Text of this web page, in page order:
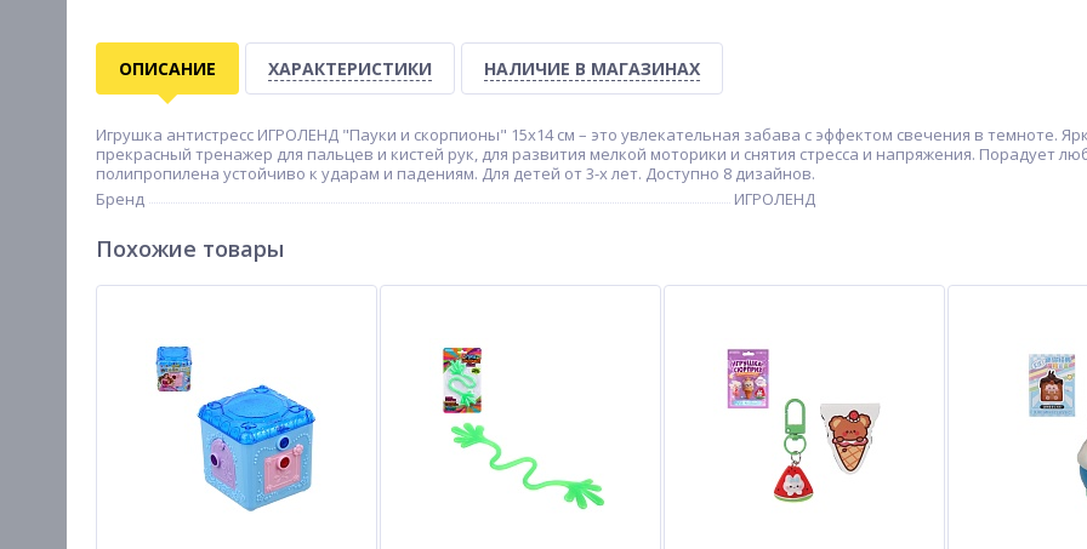
ОПИСАНИЕ ХАРАКТЕРИСТИКИ НАЛИЧИЕ В МАГАЗИНАХ
Игрушка антистресс ИГРОЛЕНД "Пауки и скорпионы" 15х14 см – это увлекательная забава с эффектом свечения в темноте.
прекрасный тренажер для пальцев и кистей рук, для развития мелкой моторики и снятия стресса и напряжения. Порадует
полипропилена устойчиво к ударам и падениям. Для детей от 3-х лет. Доступно 8 дизайнов.
Бренд
ИГРОЛЕНД
Похожие товары